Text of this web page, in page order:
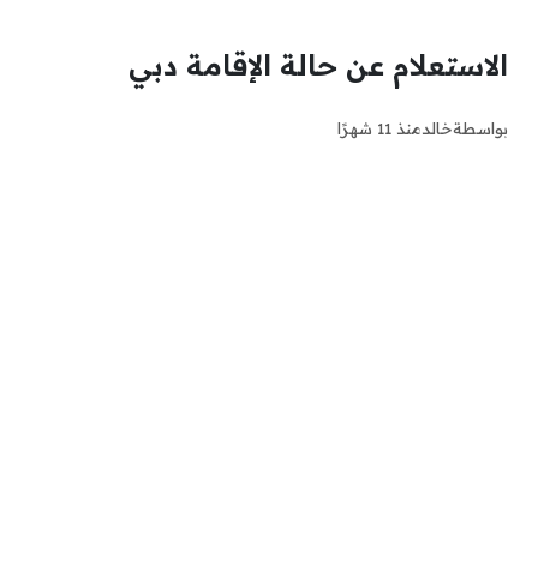
الاستعلام عن حالة الإقامة دبي
بواسطةخالدمنذ 11 شهرًا